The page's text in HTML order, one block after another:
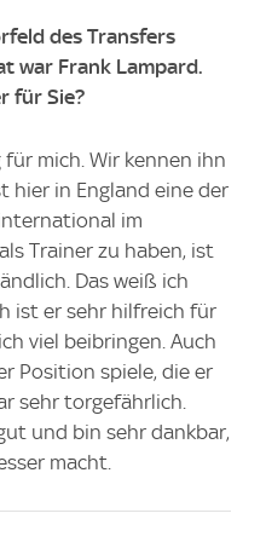
des Transfers
war Frank Lampard.
für Sie?
mich. Wir kennen ihn
hier in England eine der
im
Trainer zu haben, ist
Das weiß ich
ist er sehr hilfreich für
viel beibringen. Auch
Position spiele, die er
sehr torgefährlich.
und bin sehr dankbar,
macht.